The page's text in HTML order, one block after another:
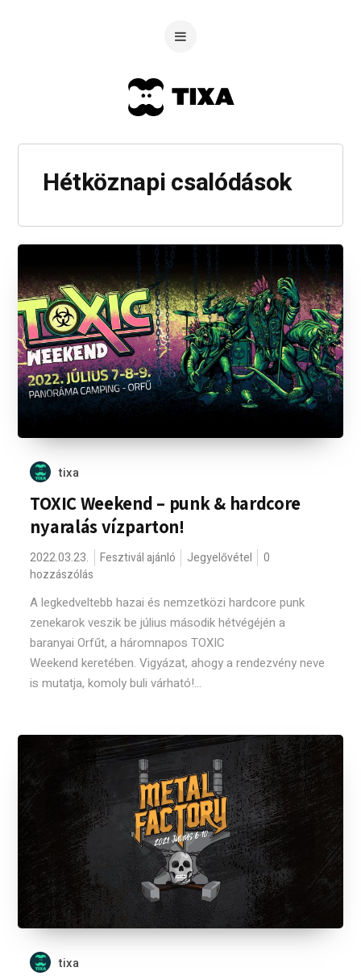
Hétköznapi csalódások
tixa
TOXIC Weekend – punk & hardcore
nyaralás vízparton!
2022.03.23. Fesztivál ajánló Jegyelővétel
0
hozzászólás
A legkedveltebb hazai és nemzetközi hardcore punk
zenekarok veszik be július második hétvégéjén a
baranyai Orfűt, a háromnapos TOXIC
Weekend keretében. Vigyázat, ahogy a rendezvény neve
is mutatja, komoly buli várható!...
tixa